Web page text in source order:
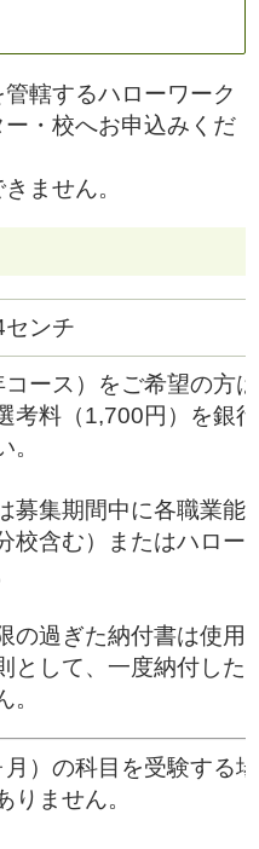
轄するハローワーク
・校へお申込みくだ
ません。
ンチ
コース）をご希望の方
考料（1,700円）を銀
くださ
募集期間中に各職業能
校含む）またはハロー
の過ぎた納付書は使用
として、一度納付した
。
）の科目を受験する
りません。